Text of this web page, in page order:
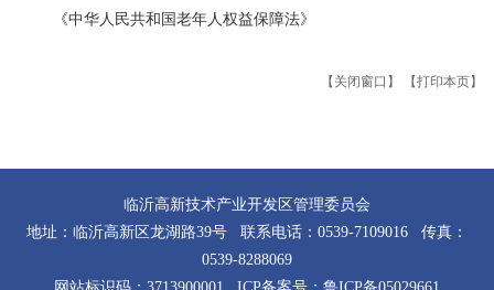
《中华人民共和国老年人权益保障法》
【关闭窗口】 【打印本页】
临沂高新技术产业开发区管理委员会
地址：临沂高新区龙湖路39号 联系电话：0539-7109016 传真：
0539-8288069